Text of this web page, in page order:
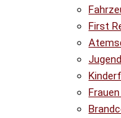
First